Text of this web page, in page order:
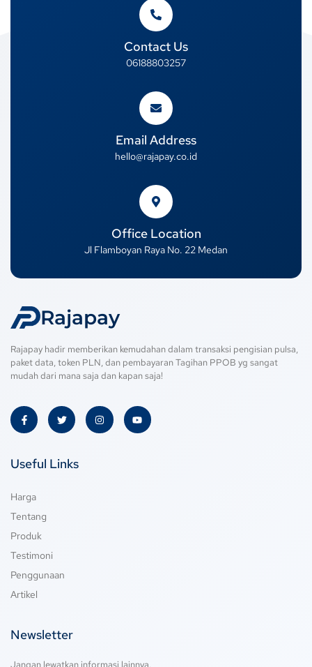
Contact Us
06188803257
Email Address
hello@rajapay.co.id
Office Location
Jl Flamboyan Raya No. 22 Medan
Rajapay
Rajapay hadir memberikan kemudahan dalam transaksi pengisian pulsa,
paket data, token PLN, dan pembayaran Tagihan PPOB yg sangat
mudah dari mana saja dan kapan saja!
Useful Links
Harga
Tentang
Produk
Testimoni
Penggunaan
Artikel
Newsletter